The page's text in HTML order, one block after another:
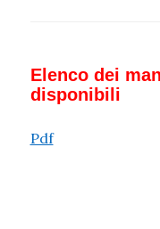
Elenco dei
disponibili
Pdf